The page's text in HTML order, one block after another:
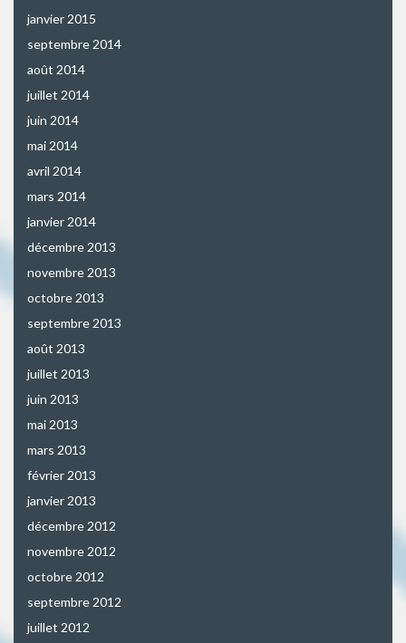
janvier 2015
septembre 2014
août 2014
juillet 2014
juin 2014
mai 2014
avril 2014
mars 2014
janvier 2014
décembre 2013
novembre 2013
octobre 2013
septembre 2013
août 2013
juillet 2013
juin 2013
mai 2013
mars 2013
février 2013
janvier 2013
décembre 2012
novembre 2012
octobre 2012
septembre 2012
juillet 2012